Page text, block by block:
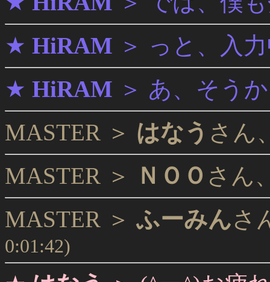
★ HiRAM ＞ っと、入
★ HiRAM ＞ あ、そうか
MASTER ＞ はなう さん
MASTER ＞
ＮＯＯ さん
MASTER ＞ ふーみんさ
0:01:42)